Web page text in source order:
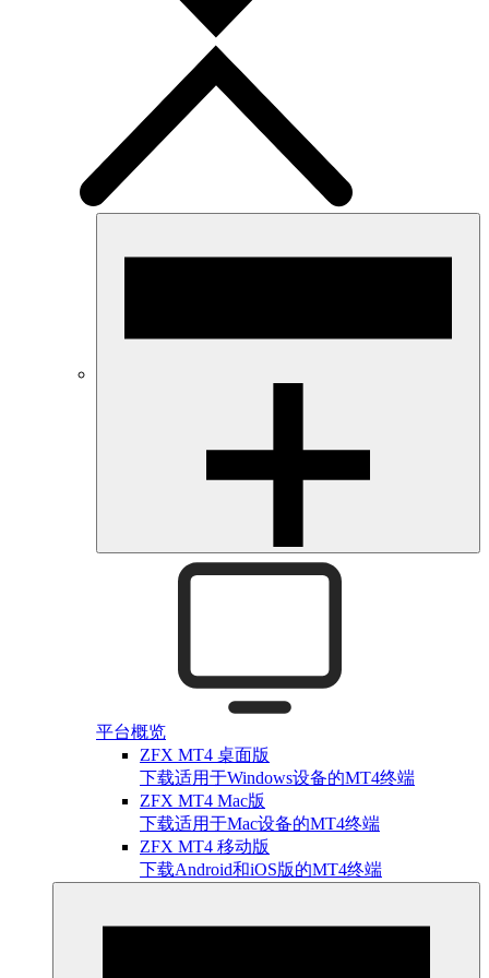
平台概览
ZFX MT4 桌面版
下载适用于Windows设备的MT4终端
ZFX MT4 Mac版
下载适用于Mac设备的MT4终端
ZFX MT4 移动版
下载Android和iOS版的MT4终端